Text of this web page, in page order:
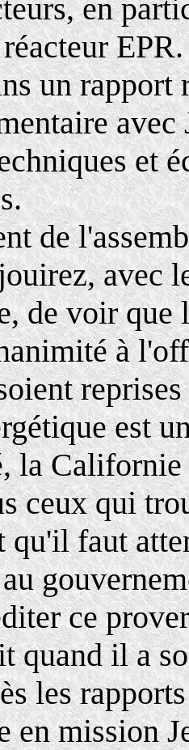
en
un
avec
et
de
avec
de voir que
à
est
la
ceux qui
qu'il faut
ce
quand il a
les
en mission